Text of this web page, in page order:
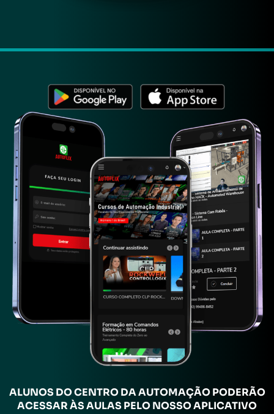
ALUNOSDO CENTRO DA AUTOMAÇÃO PODERÃO
ACESSAR ÀSAULAS PELO NOSSO APLICATIVO